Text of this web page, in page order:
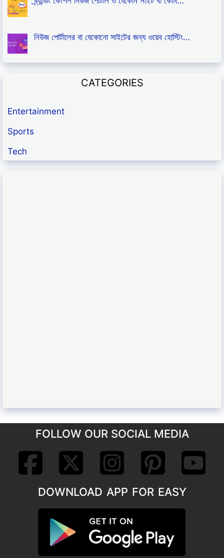
নিউজ পোর্টালের বা যেকোনো সাইটের জন্য ওয়েব হোস্টিং…
CATEGORIES
Entertainment
Sports
Tech
FOLLOW OUR SOCIAL MEDIA
DOWNLOAD APP FOR EASY